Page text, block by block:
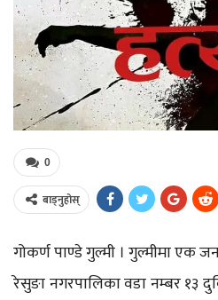
0
बाड्नुहोस्
गोकर्ण पाण्डे गुल्मी । गुल्मीमा एक
रेसुङा नगरपालिका वडा नम्बर १३